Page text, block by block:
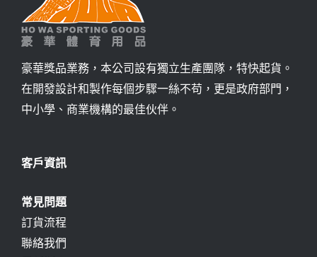
豪華獎品業務，本公司設有獨立生產團隊，特快起貨。
在開發設計和製作每個步驟一絲不苟，更是政府部門，
中小學、商業機構的最佳伙伴。
客戶資訊
常見問題
訂貨流程
聯絡我們